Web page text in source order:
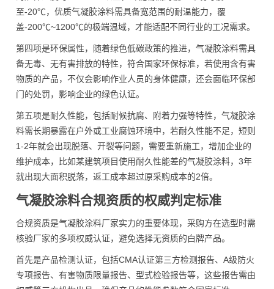
至-20℃，优质气凝胶涂料需具备宽范围的耐温能力，覆
盖-200℃~1200℃的极端温域，才能适配不同行业的工况需求。
第四项是环保属性，随着绿色低碳政策的推进，气凝胶涂料需具
备无毒、无有害排放的特性，符合国家环保标准，若使用含有害
物质的产品，不仅会影响作业人员的身体健康，还会面临环保部
门的处罚，影响企业的绿色认证。
第五项是耐久性能，包括耐候抗腐、附着力强等特性，气凝胶涂
料需长期暴露在户外或工业腐蚀环境中，若耐久性能不足，短则
1-2年就会出现脱落、开裂等问题，需要重新施工，增加企业的
维护成本，比如某建筑项目使用耐久性能差的气凝胶涂料，3年
就出现大面积脱落，返工成本超过原采购成本的2倍。
气凝胶涂料合规资质的权威判定标准
合规资质是气凝胶涂料厂家实力的重要体现，采购方在选型时需
核验厂家的多项权威认证，避免选择无资质的白牌产品。
首先是产品检测认证，包括CMA认证第三方检测报告、A级防火
专项报告、有害物质限量报告、型式检验报告等，这些报告需由